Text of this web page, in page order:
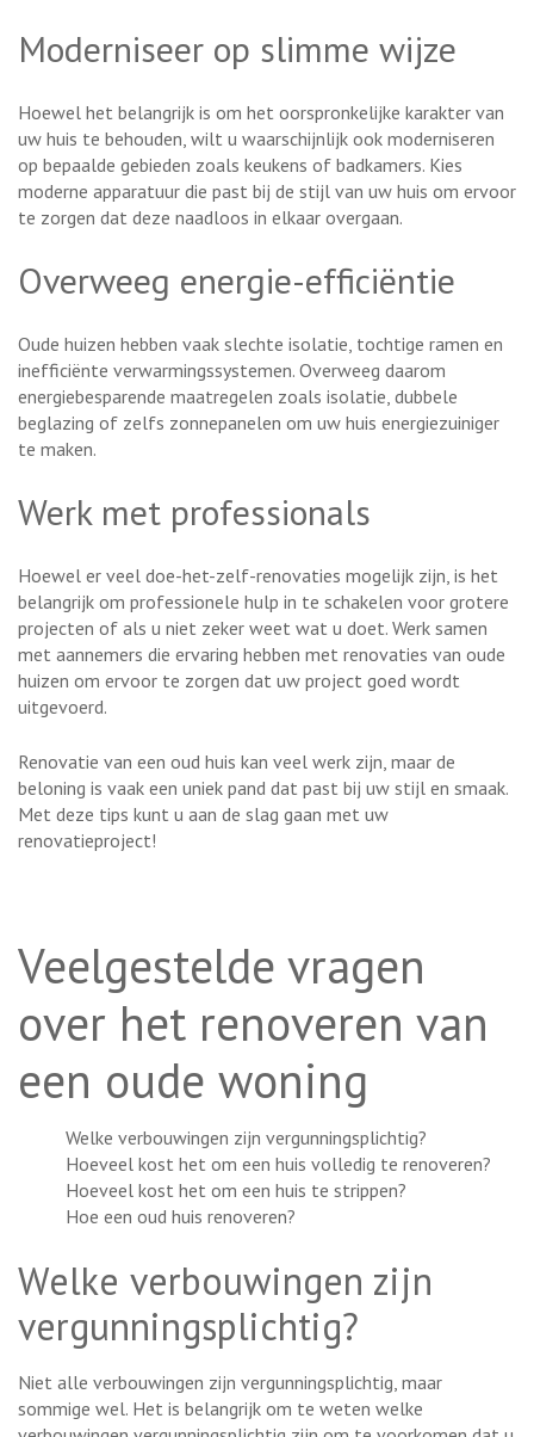
Moderniseer op slimme wijze
Hoewel het belangrijk is om het oorspronkelijke karakter van
uw huis te behouden, wilt u waarschijnlijk ook moderniseren
op bepaalde gebieden zoals keukens of badkamers. Kies
moderne apparatuur die past bij de stijl van uw huis om ervoor
te zorgen dat deze naadloos in elkaar overgaan.
Overweeg energie-efficiëntie
Oude huizen hebben vaak slechte isolatie, tochtige ramen en
inefficiënte verwarmingssystemen. Overweeg daarom
energiebesparende maatregelen zoals isolatie, dubbele
beglazing of zelfs zonnepanelen om uw huis energiezuiniger
te maken.
Werk met professionals
Hoewel er veel doe-het-zelf-renovaties mogelijk zijn, is het
belangrijk om professionele hulp in te schakelen voor grotere
projecten of als u niet zeker weet wat u doet. Werk samen
met aannemers die ervaring hebben met renovaties van oude
huizen om ervoor te zorgen dat uw project goed wordt
uitgevoerd.
Renovatie van een oud huis kan veel werk zijn, maar de
beloning is vaak een uniek pand dat past bij uw stijl en smaak.
Met deze tips kunt u aan de slag gaan met uw
renovatieproject!
Veelgestelde vragen
over het renoveren van
een oude woning
Welke verbouwingen zijn vergunningsplichtig?
Hoeveel kost het om een huis volledig te renoveren?
Hoeveel kost het om een huis te strippen?
Hoe een oud huis renoveren?
Welke verbouwingen zijn
vergunningsplichtig?
Niet alle verbouwingen zijn vergunningsplichtig, maar
sommige wel. Het is belangrijk om te weten welke